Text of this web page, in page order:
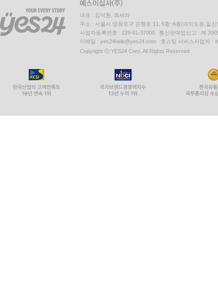
대표 : 김석환, 최세라
주소 : 서울시 영등포구 은행로 11, 5층~6층(여의도동,일신
사업자등록번호 : 229-81-37000 통신판매업신고 : 제
이메일 : yes24help@yes24.com 호스팅 서비스사업자 :
Copyright ⓒ YES24 Corp. All Rights Reserved.